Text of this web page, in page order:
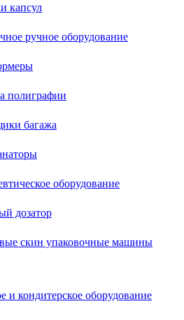
капсул
ручное оборудование
полиграфии
багажа
оборудование
дозатор
скин упаковочные машины
и кондитерское оборудование